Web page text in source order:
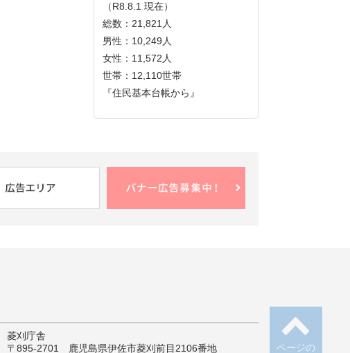
（R8.8.1 現在）
総数：21,821人
男性：10,249人
女性：11,572人
世帯：12,110世帯
『住民基本台帳から』
ページの
菱刈庁舎
〒895-2701 鹿児島県伊佐市菱刈前目2106番地